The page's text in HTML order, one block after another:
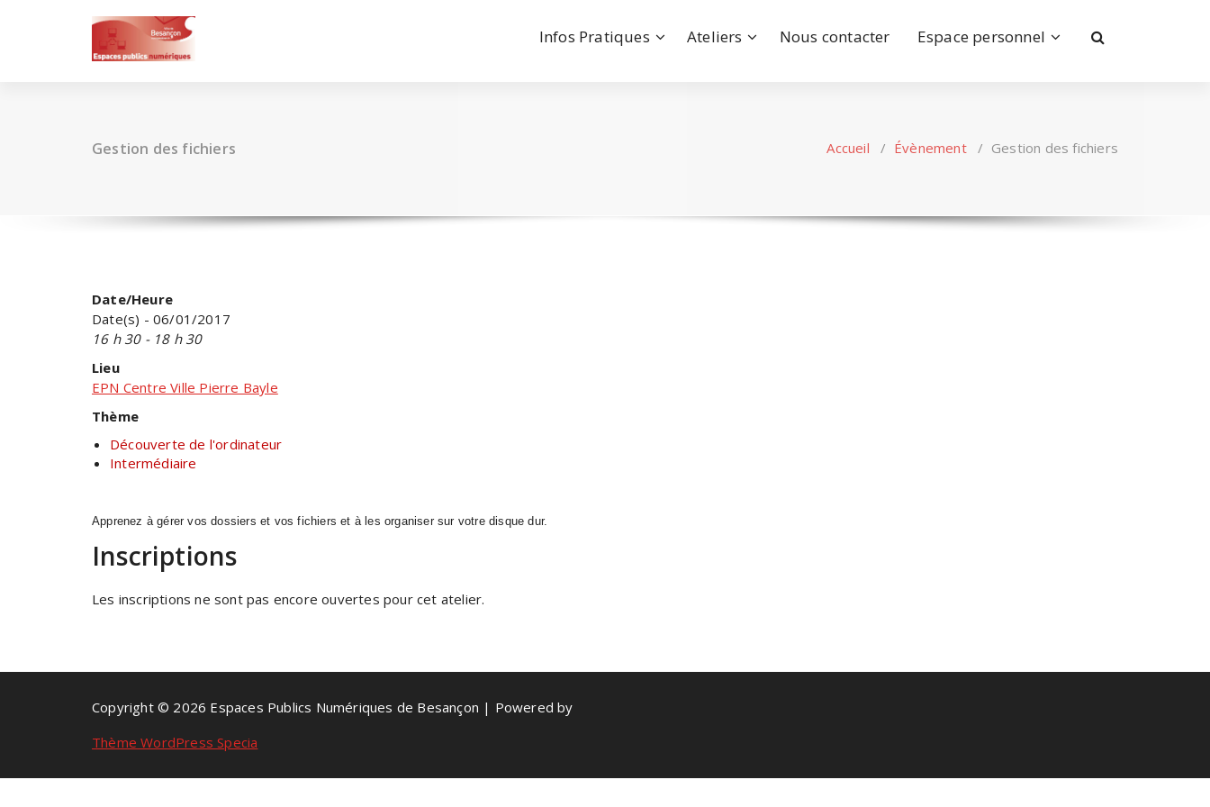
Infos Pratiques Ateliers Nous contacter Espace personnel
Gestion des fichiers Accueil / Évènement/ Gestion des fichiers
Date/Heure
Date(s) - 06/01/2017
16 h 30 - 18 h 30
Lieu
EPN Centre Ville Pierre Bayle
Thème
Découverte de l'ordinateur
Intermédiaire
Apprenez à gérer vos dossiers et vos fichiers et à les organiser sur votre disque dur.
Inscriptions
Les inscriptions ne sont pas encore ouvertes pour cet atelier.
Copyright © 2026 Espaces Publics Numériques de Besançon | Powered by
Thème WordPress Specia